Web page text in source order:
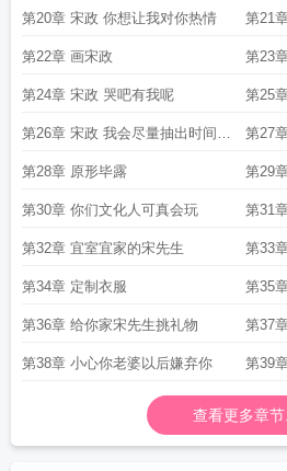
辈子的
第20章 宋政 你想让我对你热情 第21
第22章 画宋政 第23
珍惜
第24章 宋政 哭吧有我呢 第25
第26章 宋政 我会尽量抽出时间来
陪你
第27
第28章 原形毕露 第29
第30章 你们文化人可真会玩 第31
共度
第32章 宜室宜家的宋先生 第33
第34章 定制衣服 第35
第36章 给你家宋先生挑礼物 第37
好配
第38章 小心你老婆以后嫌弃你 第39
查看更多章节